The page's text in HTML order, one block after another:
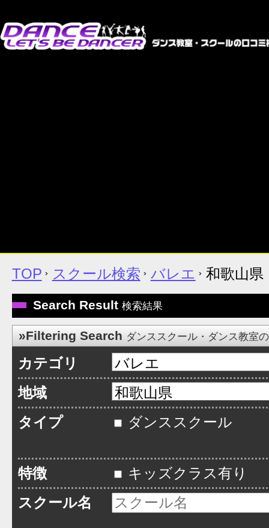
TOP スクール検索 バレエ 和歌山県
Search Result 検索結果
»Filtering Search ダンススクール・ダンス教室
カテゴリ
地域
タイプ
ダンススクール
特徴
キッズクラス有り
スクール名